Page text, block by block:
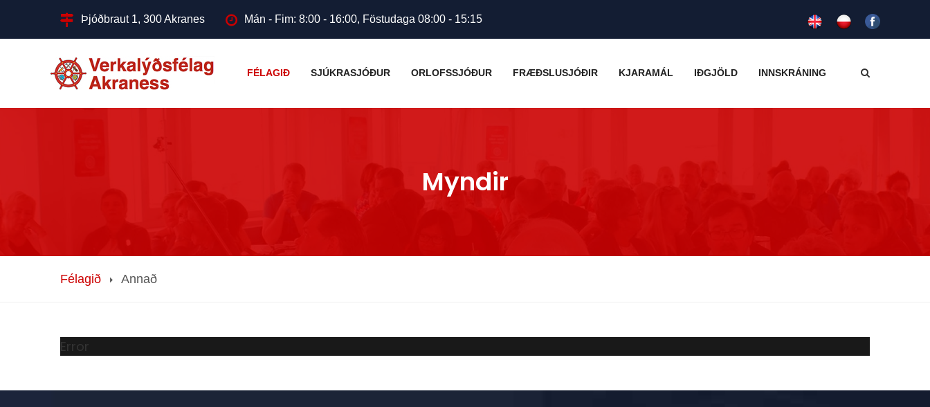
Þjóðbraut 1, 300 Akranes Mán - Fim: 8:00 - 16:00, Föstudaga 08:00 - 15:15
FÉLAGIÐ SJÚKRASJÓÐUR ORLOFSSJÓÐUR FRÆÐSLUSJÓÐIR KJARAMÁL IÐGJÖLD INNSKRÁNING
Myndir
Félagið Annað
Error